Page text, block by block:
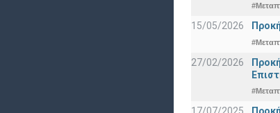
15/05/2026
27/02/2026